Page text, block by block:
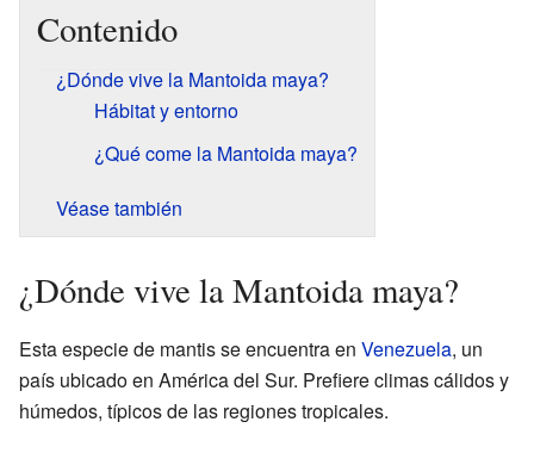
Contenido
¿Dónde vive la Mantoida maya?
Hábitat y entorno
¿Qué come la Mantoida maya?
Véase también
¿Dónde vive la Mantoida maya?
Esta especie de mantis se encuentra en Venezuela, un
país ubicado en América del Sur. Prefiere climas cálidos y
húmedos, típicos de las regiones tropicales.